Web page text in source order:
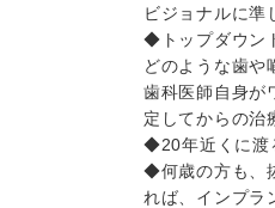
ビジョナルに準
◆トップダウン
どのような歯や
歯科医師自身が
定してからの治
◆20年近くに渡
◆何歳の方も、
れば、インプラ